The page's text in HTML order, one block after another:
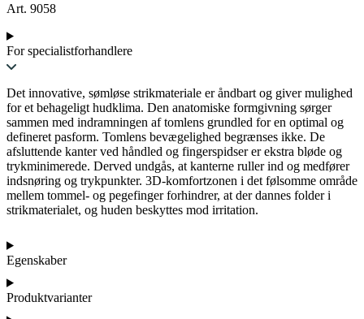
Art. 9058
For specialistforhandlere
Det innovative, sømløse strikmateriale er åndbart og giver mulighed
for et behageligt hudklima. Den anatomiske formgivning sørger
sammen med indramningen af tomlens grundled for en optimal og
defineret pasform. Tomlens bevægelighed begrænses ikke. De
afsluttende kanter ved håndled og fingerspidser er ekstra bløde og
trykminimerede. Derved undgås, at kanterne ruller ind og medfører
indsnøring og trykpunkter. 3D-komfortzonen i det følsomme område
mellem tommel- og pegefinger forhindrer, at der dannes folder i
strikmaterialet, og huden beskyttes mod irritation.
Egenskaber
Produktvarianter